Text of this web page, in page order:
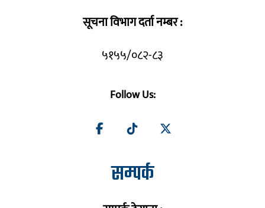
सूचना विभाग दर्ता नम्बर :
५१५५/०८२-८३
Follow Us:
सम्पर्क